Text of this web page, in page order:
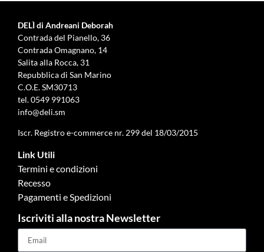
DELÌ di Andreani Deborah
Contrada del Pianello, 36
Contrada Omagnano, 14
Salita alla Rocca, 31
Repubblica di San Marino
C.O.E. SM30713
tel.0549 991063
info@deli.sm
Iscr. Registro e-commerce nr. 299 del 18/03/2015
Link Utili
Termini e condizioni
Recesso
Pagamenti e Spedizioni
Iscriviti alla nostra Newsletter